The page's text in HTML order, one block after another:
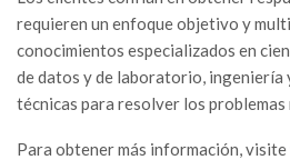
requieren un enfoque objetivo y
conocimientos especializados en
de datos y de laboratorio, ingeniería
técnicas para resolver los problemas
Para obtener más información, visite